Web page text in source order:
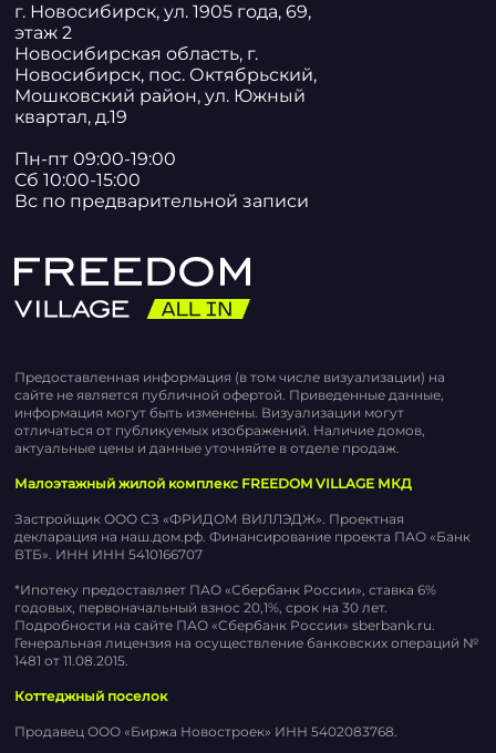
г. Новосибирск, ул. 1905 года, 69,
этаж 2
Новосибирская область, г.
Новосибирск, пос. Октябрьский,
Мошковский район, ул. Южный
квартал, д.19
Пн-пт 09:00-19:00
Сб 10:00-15:00
Вс по предварительной записи
Предоставленная информация (в том числе визуализации) на
сайте не является публичной офертой. Приведенные данные,
информация могут быть изменены. Визуализации могут
отличаться от публикуемых изображений. Наличие домов,
актуальные цены и данные уточняйте в отделе продаж.
Малоэтажный жилой комплекс FREEDOM VILLAGE МКД
Застройщик ООО СЗ «ФРИДОМ ВИЛЛЭДЖ». Проектная
декларация на наш.дом.рф. Финансирование проекта ПАО «Банк
ВТБ». ИНН ИНН 5410166707
*Ипотеку предоставляет ПАО «Сбербанк России», ставка 6%
годовых, первоначальный взнос 20,1%, срок на 30 лет.
Подробности на сайте ПАО «Сбербанк России» sberbank.ru.
Генеральная лицензия на осуществление банковских операций №
1481 от 11.08.2015.
Коттеджный поселок
Продавец ООО «Биржа Новостроек» ИНН 5402083768.